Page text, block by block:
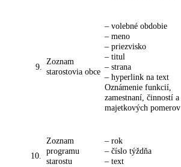
9.
Zoznam
starostovia obce
– volebné obdobie
– meno
– priezvisko
– titul
– strana
– hyperlink na text
Oznámenie funkcií,
zamestnaní, činností a
majetkových pomerov
10.
Zoznam
programu
starostu
– rok
– číslo týždňa
– text